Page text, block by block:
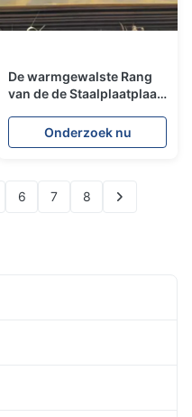
De warmgewalste Rang
van de de Staalplaatplaat
Boilerlegering/Opgepoetste
de Plaat van het
Onderzoek nu
6 7 8